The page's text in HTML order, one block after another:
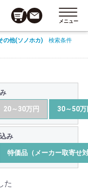
メニュー
の他(ソノホカ) 検索条件
20～30万円 30～50万
み
特価品（メーカー取寄せ
た